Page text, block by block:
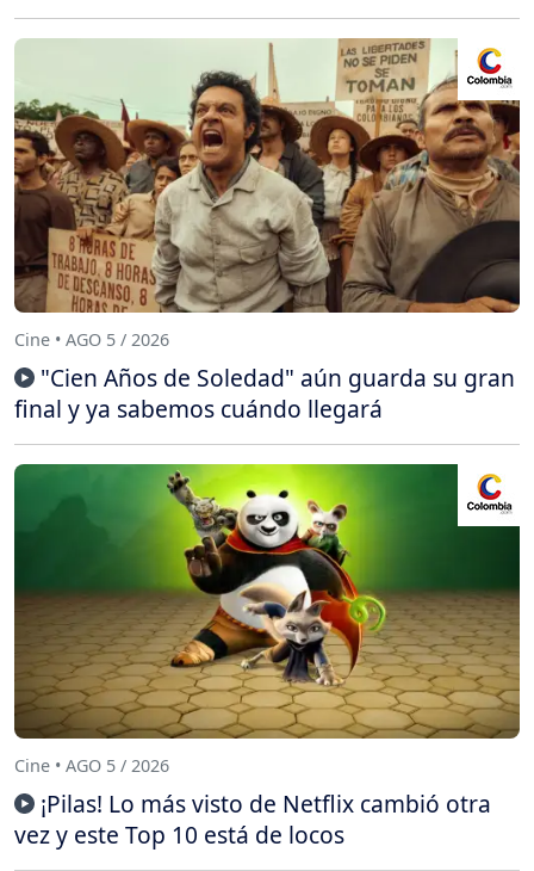
Cine • AGO 5 / 2026
"Cien Años de Soledad" aún guarda su gran
final y ya sabemos cuándo llegará
Cine • AGO 5 / 2026
¡Pilas! Lo más visto de Netflix cambió otra
vez y este Top 10 está de locos